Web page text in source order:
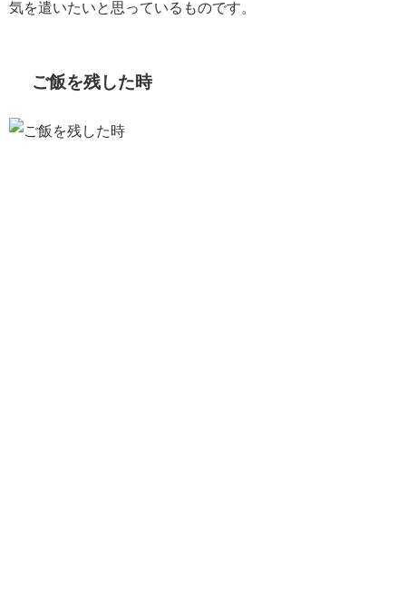
気を遣いたいと思っているものです。
ご飯を残した時